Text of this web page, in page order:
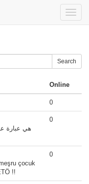
Toggle
Search
Online
0
هي عبارة
0
çocuk
!!
0